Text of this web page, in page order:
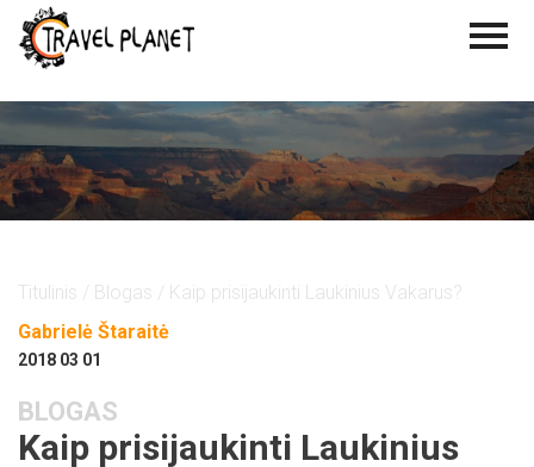
Titulinis / Blogas / Kaip prisijaukinti Laukinius Vakarus?
Gabrielė Štaraitė
2018 03 01
BLOGAS
Kaip prisijaukinti Laukinius